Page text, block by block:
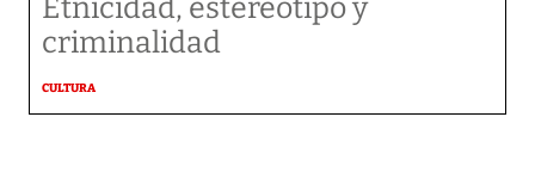
Etnicidad, estereotipo y
criminalidad
CULTURA